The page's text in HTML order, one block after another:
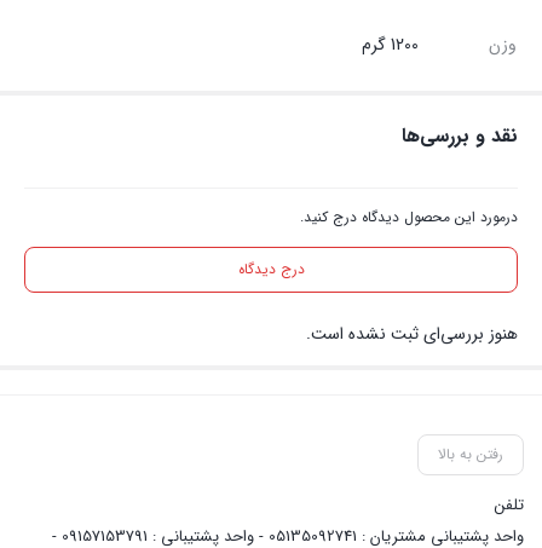
وزن 1200 گرم
نقد و بررسی‌ها
درمورد این محصول دیدگاه درج کنید.
درج دیدگاه
هنوز بررسی‌ای ثبت نشده است.
رفتن به بالا
تلفن
واحد پشتیبانی مشتریان : 05135092741 - واحد پشتیبانی : 09157153791 -